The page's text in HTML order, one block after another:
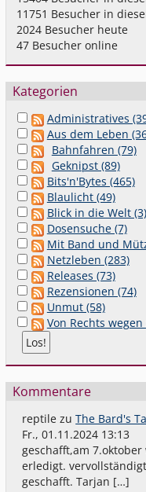
11751 Besucher in
2024 Besucher heute
47 Besucher online
Kategorien
Administratives
Aus dem Leben
Bahnfahren (79)
Geknipst (89)
Bits'n'Bytes (465)
Blaulicht (49)
Blick in die Welt (3)
Dosensuche (7)
Mit Band und
Netzleben (283)
Releases (73)
Rezensionen (74)
Unmut (58)
Von Rechts wegen
Kommentare
reptile zuThe Bard's
Fr., 01.11.2024 13:13
geschafft,am
erledigt.
geschafft. Tarjan […]